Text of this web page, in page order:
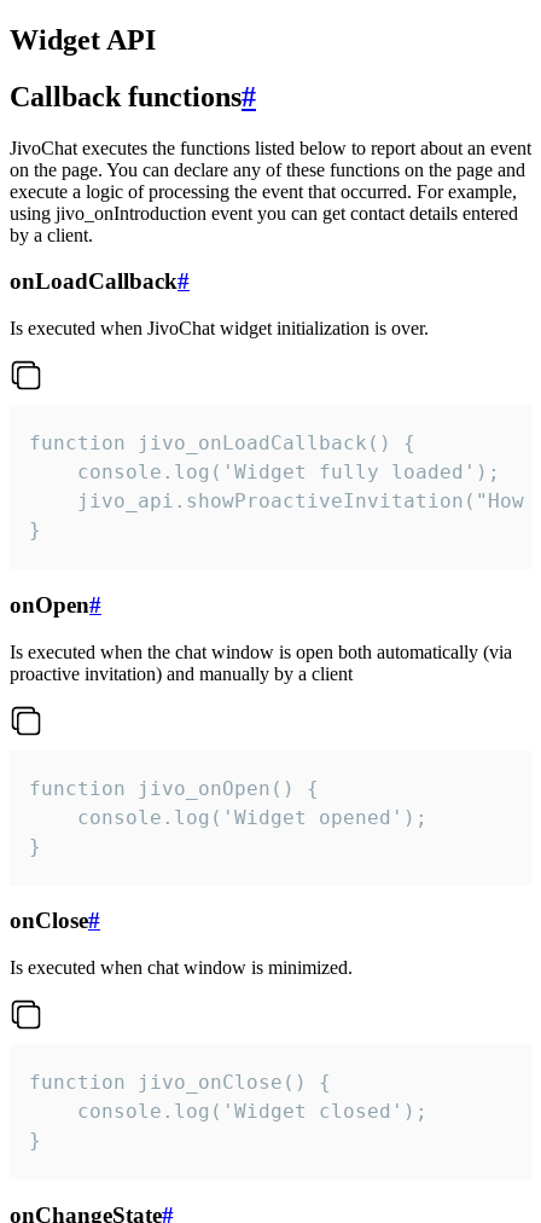
Widget API
Callback functions#
JivoChat executes the functions listed below to report about an event
on the page. You can declare any of these functions on the page and
execute a logic of processing the event that occurred. For example,
using jivo_onIntroduction event you can get contact details entered
by a client.
onLoadCallback#
Is executed when JivoChat widget initialization is over.
function jivo_onLoadCallback() {
    console.log('Widget fully loaded');
jivo_api.showProactiveInvitation("How
}
onOpen#
Is executed when the chat window is open both automatically (via
proactive invitation) and manually by a client
function jivo_onOpen() {
    console.log('Widget opened');
}
onClose#
Is executed when chat window is minimized.
function jivo_onClose() {
    console.log('Widget closed');
}
onChangeState#